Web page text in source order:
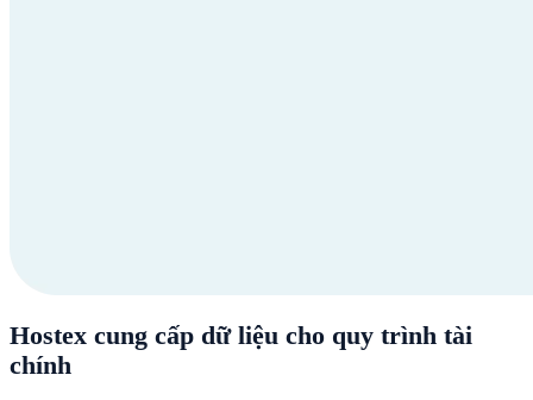
Hostex cung cấp dữ liệu cho quy trình tài
chính